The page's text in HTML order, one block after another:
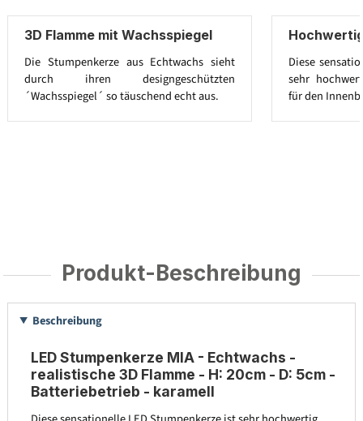
3D Flamme mit Wachsspiegel
Die Stumpenkerze aus Echtwachs sieht
durch ihren designgeschützten
´Wachsspiegel´ so täuschend echt aus.
Diese
sehr
für den
Produkt-Beschreibung
Beschreibung
LED Stumpenkerze MIA - Echtwachs -
realistische 3D Flamme - H: 20cm - D: 5cm -
Batteriebetrieb - karamell